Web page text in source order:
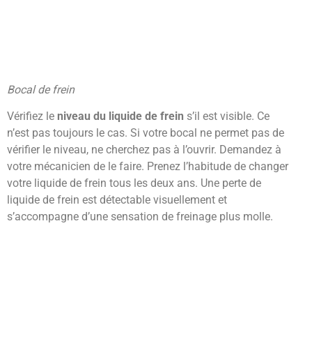
Bocal de frein
Vérifiez le niveau du liquide de frein s’il est visible. Ce
n’est pas toujours le cas. Si votre bocal ne permet pas de
vérifier le niveau, ne cherchez pas à l’ouvrir. Demandez à
votre mécanicien de le faire. Prenez l’habitude de changer
votre liquide de frein tous les deux ans. Une perte de
liquide de frein est détectable visuellement et
s’accompagne d’une sensation de freinage plus molle.